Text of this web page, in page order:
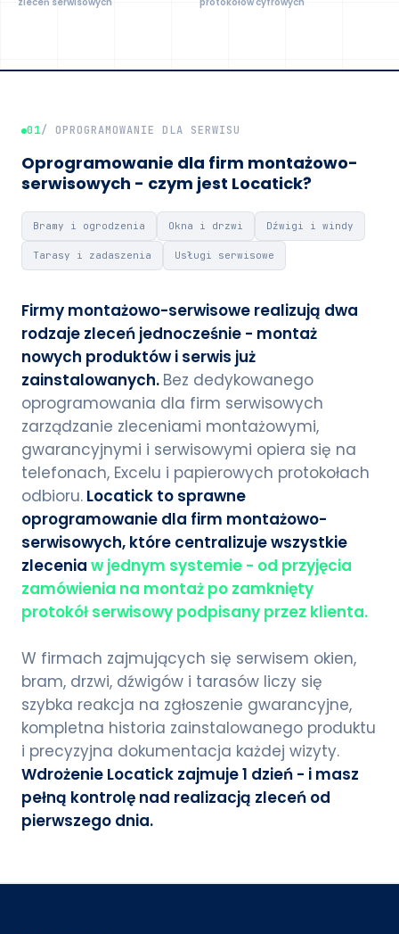
01/ OPROGRAMOWANIE DLA SERWISU
Oprogramowanie dla firm montażowo-
serwisowych - czym jest Locatick?
Bramy i ogrodzenia Okna i drzwi Dźwigi i windy
Tarasy i zadaszenia Usługi serwisowe
Firmy montażowo-serwisowe realizują dwa
rodzaje zleceń jednocześnie - montaż
nowych produktów i serwis już
zainstalowanych. Bez dedykowanego
oprogramowania dla firm serwisowych
zarządzanie zleceniami montażowymi,
gwarancyjnymi i serwisowymi opiera się na
telefonach, Excelu i papierowych protokołach
odbioru. Locatick to sprawne
oprogramowanie dla firm montażowo-
serwisowych, które centralizuje wszystkie
zlecenia w jednym systemie - od przyjęcia
zamówienia na montaż po zamknięty
protokół serwisowy podpisany przez klienta.
W firmach zajmujących się serwisem okien,
bram, drzwi, dźwigów i tarasów liczy się
szybka reakcja na zgłoszenie gwarancyjne,
kompletna historia zainstalowanego produktu
i precyzyjna dokumentacja każdej wizyty.
Wdrożenie Locatick zajmuje 1 dzień - i masz
pełną kontrolę nad realizacją zleceń od
pierwszego dnia.